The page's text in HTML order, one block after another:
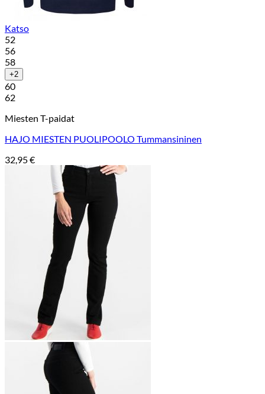
Katso
52
56
58
+2
60
62
Miesten T-paidat
HAJO MIESTEN PUOLIPOOLO Tummansininen
32,95€